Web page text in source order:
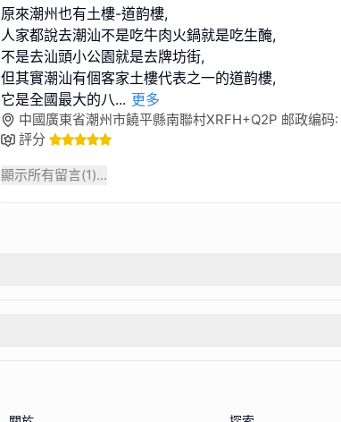
原來潮州也有土樓-道韵樓,
人家都說去潮汕不是吃牛肉火鍋就是吃生醃,
不是去汕頭小公園就是去牌坊街,
但其實潮汕有個客家土樓代表之一的道韵樓,
它是全國最大的八... 更多
中國廣東省潮州市饒平縣南聯村XRFH+Q2P 邮政编码
評分
顯示所有留言(1)...